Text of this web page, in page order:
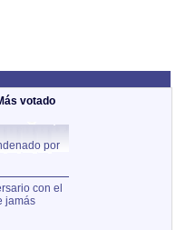
votado
por
con el
jamás